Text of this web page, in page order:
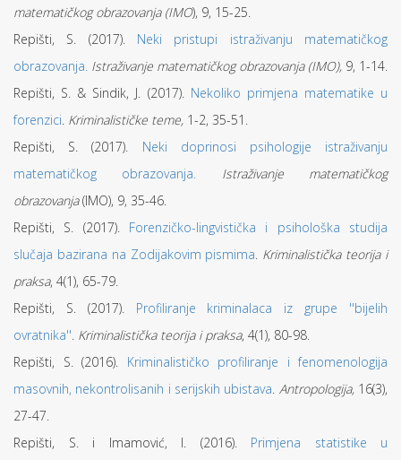
matematičkog obrazovanja (IMO), 9, 15-25.
Repišti, S. (2017). Neki pristupi istraživanju matematičkog
obrazovanja. Istraživanje matematičkog obrazovanja (IMO), 9, 1-14.
Repišti, S. & Sindik, J. (2017). Nekoliko primjena matematike u
forenzici. Kriminalističke teme, 1-2, 35-51.
Repišti, S. (2017). Neki doprinosi psihologije istraživanju
matematičkog obrazovanja.
Istraživanje matematičkog
obrazovanja(IMO), 9, 35-46.
Repišti, S. (2017). Forenzičko-lingvistička i psihološka studija
slučaja bazirana na Zodijakovim pismima. Kriminalistička teorija i
praksa, 4(1), 65-79.
Repišti, S. (2017). Profiliranje kriminalaca iz grupe ''bijelih
ovratnika''. Kriminalistička teorija i praksa, 4(1), 80-98.
Repišti, S. (2016). Kriminalističko profiliranje i fenomenologija
masovnih, nekontrolisanih i serijskih ubistava. Antropologija,16(3),
27-47.
Repišti, S. i Imamović, I. (2016). Primjena statistike u